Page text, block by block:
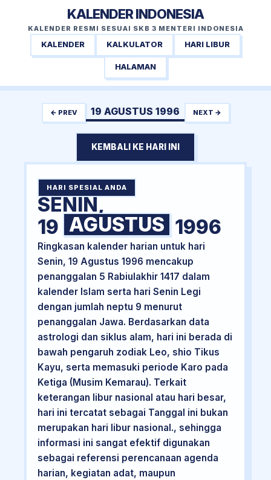
KALENDER INDONESIA
KALENDER RESMI SESUAI SKB 3 MENTERI INDONESIA
KALENDER KALKULATOR HARI LIBUR
HALAMAN
← PREV 19 AGUSTUS 1996 NEXT →
KEMBALI KE HARI INI
HARI SPESIAL ANDA
SENIN,
19 AGUSTUS 1996
Ringkasan kalender harian untuk hari
Senin, 19 Agustus 1996 mencakup
penanggalan 5 Rabiulakhir 1417 dalam
kalender Islam serta hari Senin Legi
dengan jumlah neptu 9 menurut
penanggalan Jawa. Berdasarkan data
astrologi dan siklus alam, hari ini berada di
bawah pengaruh zodiak Leo, shio Tikus
Kayu, serta memasuki periode Karo pada
Ketiga (Musim Kemarau). Terkait
keterangan libur nasional atau hari besar,
hari ini tercatat sebagai Tanggal ini bukan
merupakan hari libur nasional., sehingga
informasi ini sangat efektif digunakan
sebagai referensi perencanaan agenda
harian, kegiatan adat, maupun